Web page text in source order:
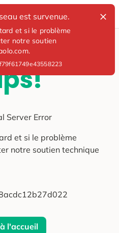
est survenue.
et si le problème
notre soutien
Server Error
et si le problème
notre soutien technique
l'accueil